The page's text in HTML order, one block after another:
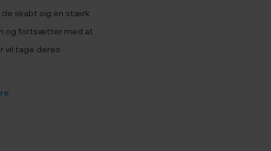
de skabt sig en stærk
og fortsætter med at
vil tage deres